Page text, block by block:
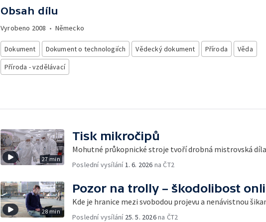
Obsah dílu
Vyrobeno 2008 • Německo
Dokument Dokument o technologiích Vědecký dokument Příroda
Věda
Příroda - vzdělávací
27 min
Tisk mikročipů
Mohutné průkopnické stroje tvoří drobná mistrovská díla
Poslední vysílání 1. 6. 2026 na ČT2
28 min
Pozor na trolly – škodolibost
Kde je hranice mezi svobodou projevu a nenávistnou
Poslední vysílání 25. 5. 2026na ČT2